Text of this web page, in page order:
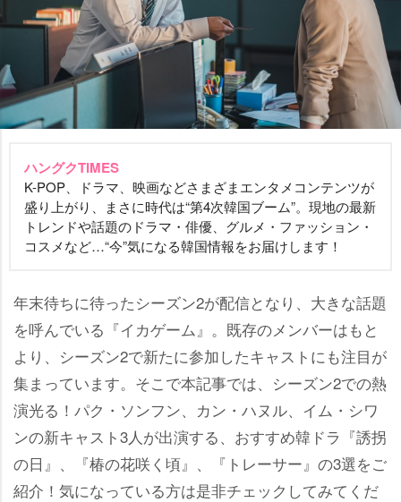
ハングクTIMES
K-POP、ドラマ、映画などさまざまエンタメコンテンツが
盛り上がり、まさに時代は“第4次韓国ブーム”。現地の最新
トレンドや話題のドラマ・俳優、グルメ・ファッション・
コスメなど…“今”気になる韓国情報をお届けします！
年末待ちに待ったシーズン2が配信となり、大きな話題
を呼んでいる『イカゲーム』。既存のメンバーはもと
より、シーズン2で新たに参加したキャストにも注目が
集まっています。そこで本記事では、シーズン2での熱
演光る！パク・ソンフン、カン・ハヌル、イム・シワ
ンの新キャスト3人が出演する、おすすめ韓ドラ『誘拐
の日』、『椿の花咲く頃』、『トレーサー』の3選をご
紹介！気になっている方は是非チェックしてみてくだ